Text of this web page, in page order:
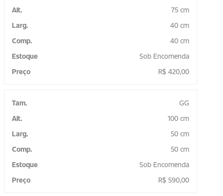
75 cm
40 cm
40 cm
Sob Encomenda
R$ 420,00
GG
100 cm
50 cm
50 cm
Sob Encomenda
R$ 590,00